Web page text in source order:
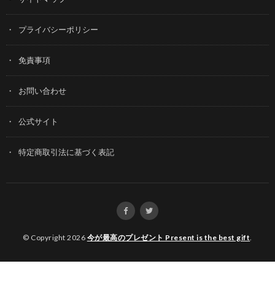
プライバシーポリシー
免責事項
お問い合わせ
公式サイト
特定商取引法に基づく表記
© Copyright 2026 今が最高のプレゼント Present is the best gift.